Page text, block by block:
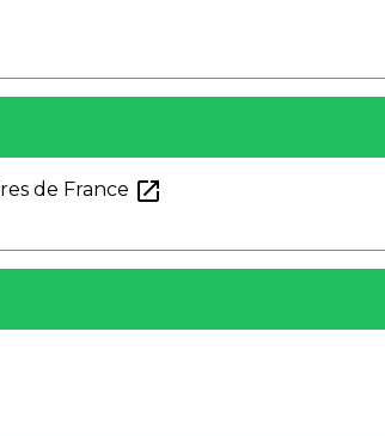
de France open_in_new